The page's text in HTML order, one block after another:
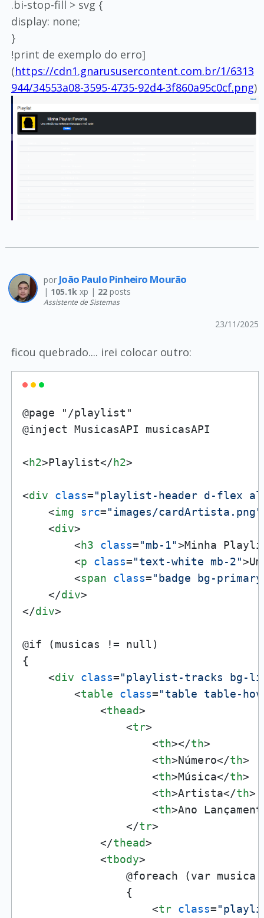
.bi-stop-fill > svg {
display: none;
}
!print de exemplo do erro]
(https://cdn1.gnarususercontent.com.br/1/6313
944/34553a08-3595-4735-92d4-3f860a95c0cf.png)
por João Paulo Pinheiro Mourão
| 105.1kxp | 22posts
Assistente de Sistemas
23/11/2025
ficou quebrado.... irei colocar outro:
@page "/playlist"
@inject MusicasAPI musicasAPI
<h2>Playlist</h2>
<div class="playlist-header d-flex
<img src="images/cardArtista.png"
<div>
<h3 class="mb-1">Minha
<p class="text-white mb-2">
<span class="badge bg-
</div>
</div>
@if (musicas != null)
{
<div class="playlist-tracks bg-
<table class="table table-
<thead>
<tr>
<th></th>
<th>Número</th>
<th>Música</th>
<th>Artista</th>
<th>Ano
</tr>
</thead>
<tbody>
@foreach (var musica
                {
<tr class=